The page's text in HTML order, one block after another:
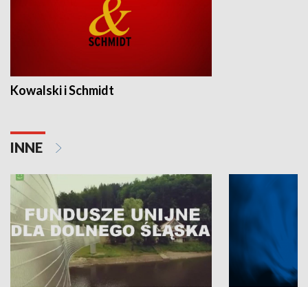
Kowalski i Schmidt
INNE